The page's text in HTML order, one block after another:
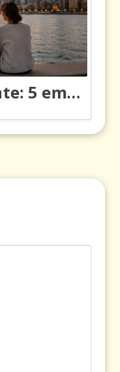
Resiliencia migrante: 5 emociones y cómo gestionarlas